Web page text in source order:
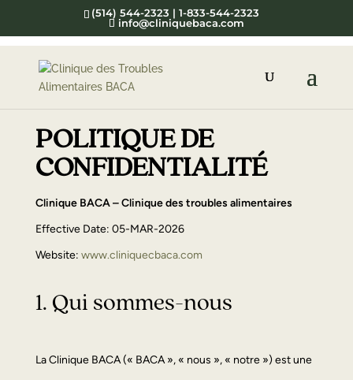
(514) 544-2323 | 1-833-544-2323
info@cliniquebaca.com
POLITIQUE DE
CONFIDENTIALITÉ
Clinique BACA – Clinique des troubles alimentaires
Effective Date: 05-MAR-2026
Website: www.cliniquecbaca.com
1. Qui sommes-nous
La Clinique BACA (« BACA », « nous », « notre ») est une